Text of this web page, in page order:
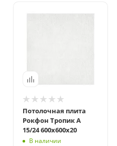
Потолочная плита
Рокфон Тропик A
15/24 600x600x20
В наличии